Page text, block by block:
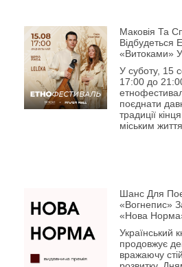
Маковія Та
Відбудеться
«Витоками»
У суботу, 15
17:00 до
поєднати
традиції
міським
Шанс Для
«Вогнепис»
«Нова
Український
продовжує
вражаючу